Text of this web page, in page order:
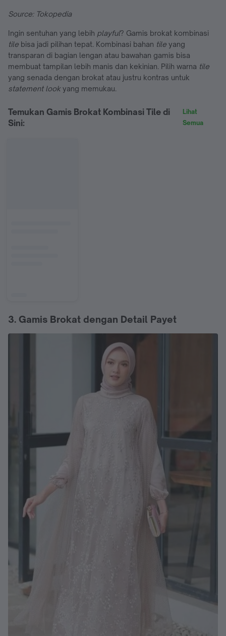
Source: Tokopedia
Ingin sentuhan yang lebih playful? Gamis brokat kombinasi
tile bisa jadi pilihan tepat. Kombinasi bahan tile yang
transparan di bagian lengan atau bawahan gamis bisa
membuat tampilan lebih manis dan kekinian. Pilih warna tile
yang senada dengan brokat atau justru kontras untuk
statement lookyang memukau.
Temukan Gamis Brokat Kombinasi Tile di
Sini:
Lihat
Semua
3. Gamis Brokat dengan Detail Payet